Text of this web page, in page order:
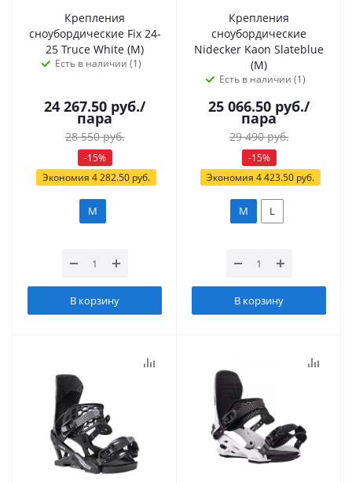
Крепления
сноубордические Fix 24-
25 Truce White (M)
Есть в наличии (1)
24 267.50 руб./
пара
28 550руб.
-15%
Экономия 4 282.50руб.
M
В корзину
Крепления
сноубордические
Nidecker Kaon Slateblue
(M)
Есть в наличии (1)
25 066.50 руб./
пара
29 490руб.
-15%
Экономия 4 423.50руб.
M L
В корзину